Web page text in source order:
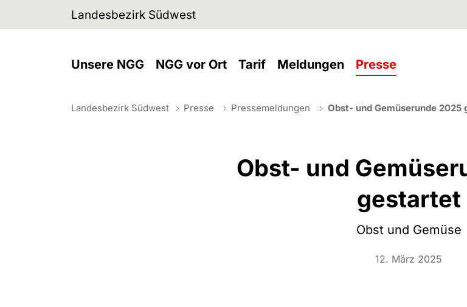
Skip to main navigation
Skip to main content
Skip to page footerLandesbezirk Südwest
Unsere NGG (current)
NGG vor Ort Tarif(current)
Meldungen Presse(current)
You are here:
Landesbezirk Südwest Presse Pressemeldungen Obst- und Gemüserunde 2025
Obst- und
gestartet
Obst und Gemüse
12. März 2025